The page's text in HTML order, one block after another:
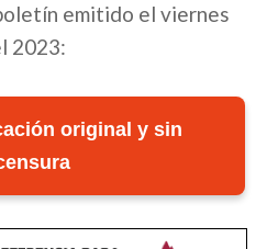
emitido el viernes
2023:
original y sin